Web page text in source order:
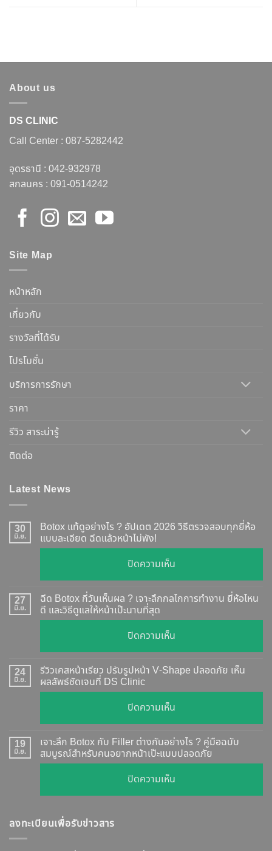
About us
DS CLINIC
Call Center : 087-5282442
อุดรธานี : 042-932978
สกลนคร : 091-0514242
Site Map
หน้าหลัก
เกี่ยวกับ
รางวัลที่ได้รับ
โปรโมชั่น
บริการการรักษา
ราคา
รีวิว สาระน่ารู้
ติดต่อ
Latest News
30
มิ.ย.
Botox แท้ดูอย่างไร ? อัปเดต 2026 วิธีตรวจสอบทุกยี่ห้อ
แบบละเอียด ฉีดแล้วหน้าไม่พัง!
ปิดความเห็น
Botox
แท้
อย่างไร
อัปเดต
2026
ยี่ห้อ
แบบ
27
มิ.ย.
ฉีด Botox กี่วันเห็นผล ? เจาะลึกกลไกการทำงาน ยี่ห้อไหน
ดี และวิธีดูแลให้หน้าเป๊ะนานที่สุด
ปิดความเห็น
ฉีด
Botox
วัน
ผล
?
เจาะ
24
มิ.ย.
รีวิวเคสหน้าเรียว ปรับรูปหน้า V-Shape ปลอดภัย เห็น
ผลลัพธ์ชัดเจนที่ DS Clinic
ปิดความเห็น
รีวิว
เคส
หน้า
เรียว
รูป
19
มิ.ย.
เจาะลึก Botox กับ Filler ต่างกันอย่างไร ? คู่มือฉบับ
สมบูรณ์สำหรับคนอยากหน้าเป๊ะแบบปลอดภัย
ปิดความเห็น
เจาะ
ลงทะเบียนเพื่อรับข่าวสาร